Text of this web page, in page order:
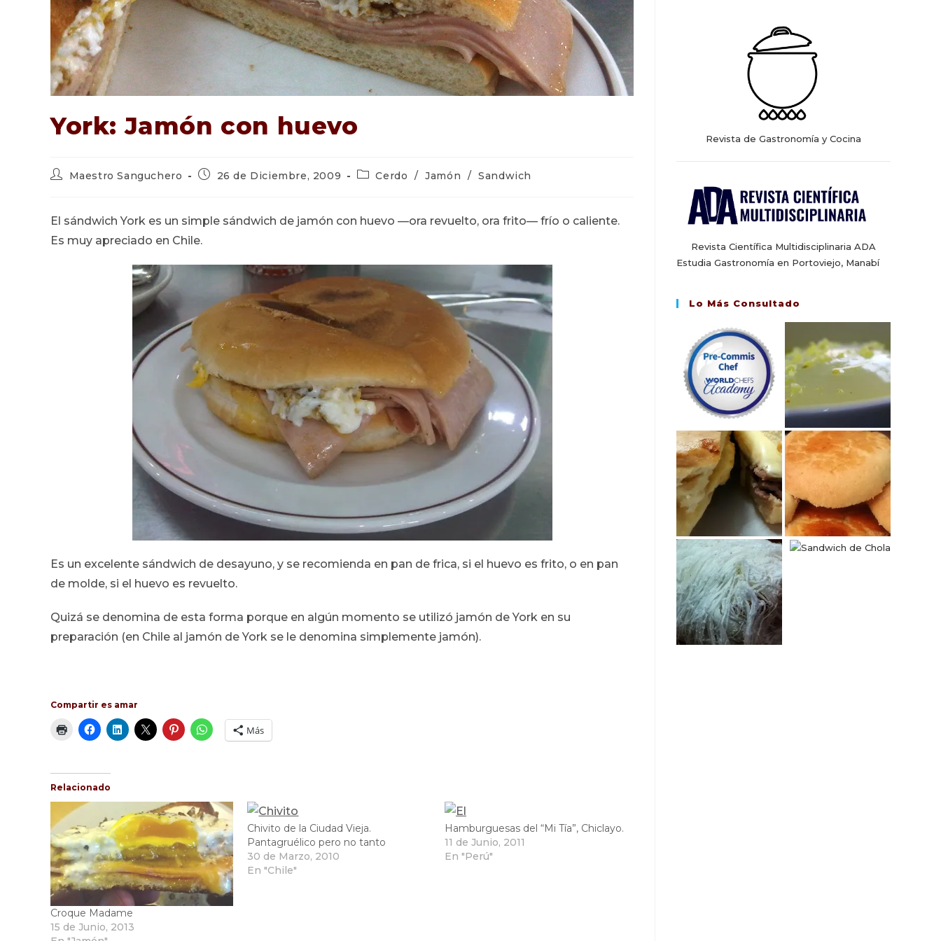
York: Jamón con huevo
Autor
entrada:
Maestro Sanguchero
Publicación
entrada:
26 de Diciembre, 2009
Categoría
entrada:
Cerdo / Jamón / Sandwich
El sándwich York es un simple sándwich de jamón con huevo —ora revuelto, ora frito— frío o caliente.
Es muy apreciado en Chile.
Es un excelente sándwich de desayuno, y se recomienda en pan de frica, si el huevo es frito, o en pan
de molde, si el huevo es revuelto.
Quizá se denomina de esta forma porque en algún momento se utilizó jamón de York en su
preparación (en Chile al jamón de York se le denomina simplemente jamón).
Compartir es amar
Más
Relacionado
Croque Madame
15 de Junio, 2013
Chivito de la Ciudad Vieja.
Pantagruélico pero no tanto
30 de Marzo, 2010
En "Chile"
Hamburguesas del “Mi Tía”, Chiclayo.
11 de Junio, 2011
En "Perú"
Revista de Gastronomía y Cocina
Revista Científica Multidisciplinaria ADA
Estudia Gastronomía en Portoviejo, Manabí
Lo Más Consultado